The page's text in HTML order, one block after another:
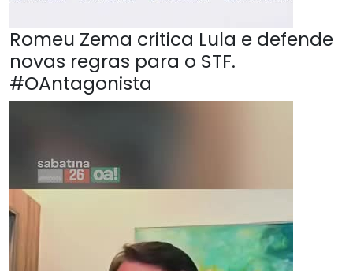
Romeu Zema critica Lula e defende
novas regras para o STF.
#OAntagonista